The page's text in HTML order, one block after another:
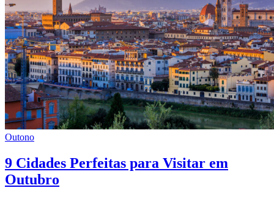
Outono
9 Cidades Perfeitas para Visitar em
Outubro